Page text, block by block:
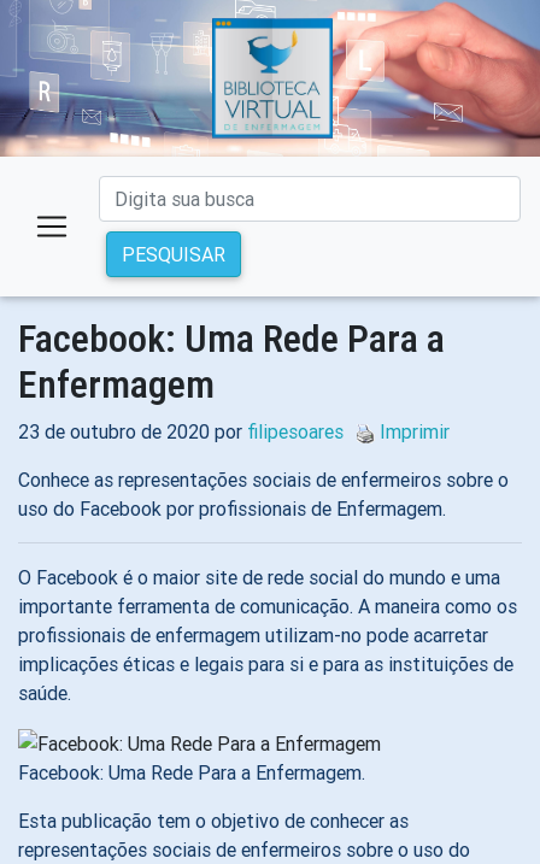
PESQUISAR
Facebook: Uma Rede Para a
Enfermagem
23 de outubro de 2020 por filipesoares
Imprimir
Conhece as representações sociais de enfermeiros sobre o
uso do Facebook por profissionais de Enfermagem.
O Facebook é o maior site de rede social do mundo e uma
importante ferramenta de comunicação. A maneira como os
profissionais de enfermagem utilizam-no pode acarretar
implicações éticas e legais para si e para as instituições de
saúde.
Facebook: Uma Rede Para a Enfermagem.
Esta publicação tem o objetivo de conhecer as
representações sociais de enfermeiros sobre o uso do